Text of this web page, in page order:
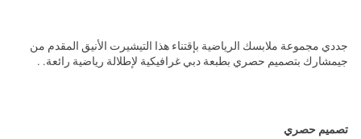
جددي مجموعة ملابسك الرياضية بإقتناء هذا التيشيرت الأنيق المقدم من
جيمشارك بتصميم حصري بطبعة دبي غرافيكية لإطلالة رياضية رائعة. .
تصميم حصري